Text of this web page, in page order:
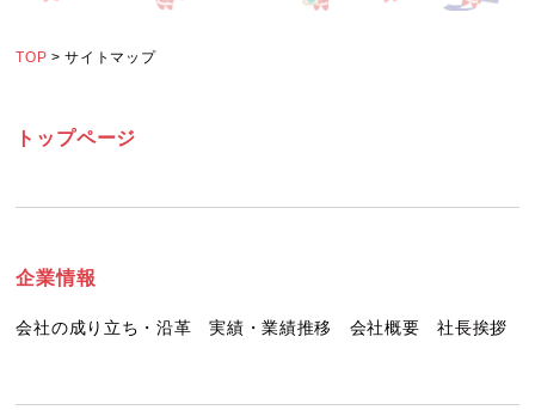
TOP > サイトマップ
トップページ
企業情報
会社の成り立ち・沿革 実績・業績推移 会社概要 社長挨拶